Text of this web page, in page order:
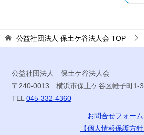
公益社団法人 保土ケ谷法人会 TOP
公益社団法人 保土ケ谷法人会
〒240-0013 横浜市保土ケ谷区帷子町1-
TEL 045-332-4360
お問合せフォーム
【個人情報保護方針